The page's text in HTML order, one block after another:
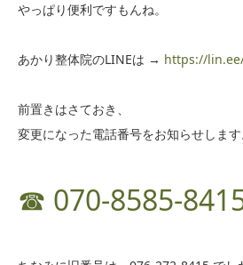
やっぱり便利ですもんね。
あかり整体院のLINEは → https://
前置きはさておき、
変更になった電話番号をお知らせします
☎︎ 070-8585-